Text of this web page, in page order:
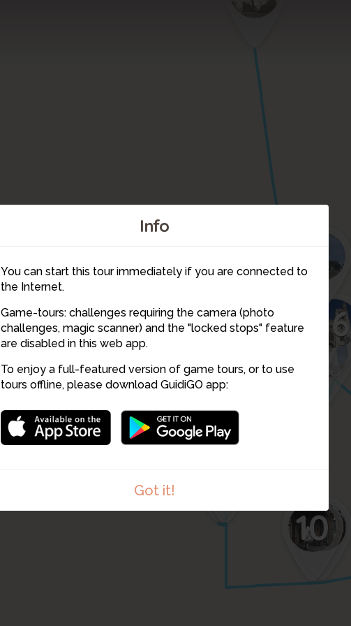
Info
You can start this tour immediately if you are connected to
the Internet.
Game-tours: challenges requiring the camera (photo
challenges, magic scanner) and the "locked stops" feature
are disabled in this web app.
To enjoy a full-featured version of game tours, or to use
tours offline, please download GuidiGO app:
Got it!
17
16
11
10
7
6 5
43
2